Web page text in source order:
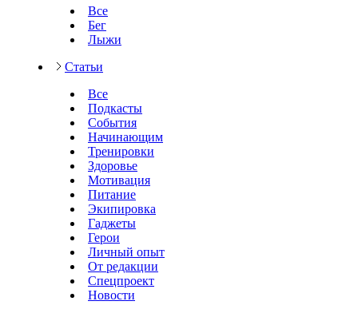
Все
Бег
Лыжи
Статьи
Все
Подкасты
События
Начинающим
Тренировки
Здоровье
Мотивация
Питание
Экипировка
Гаджеты
Герои
Личный опыт
От редакции
Спецпроект
Новости